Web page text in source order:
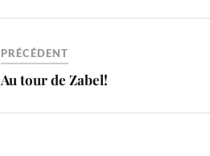
PRÉCÉDENT
Au tour de Zabel!